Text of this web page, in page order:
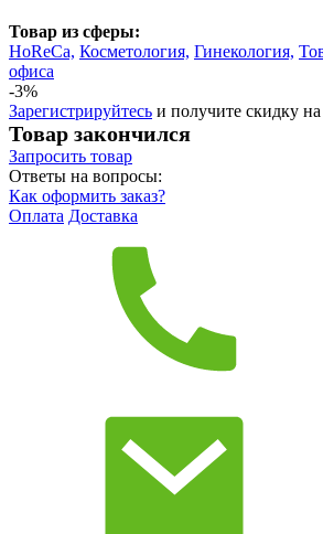
Товар из сферы:
HoReCa, Косметология, Гинекология,
офиса
-3%
Зарегистрируйтесь и получите скидку
Товар закончился
Запросить товар
Ответы на вопросы:
Как оформить заказ?
Оплата Доставка